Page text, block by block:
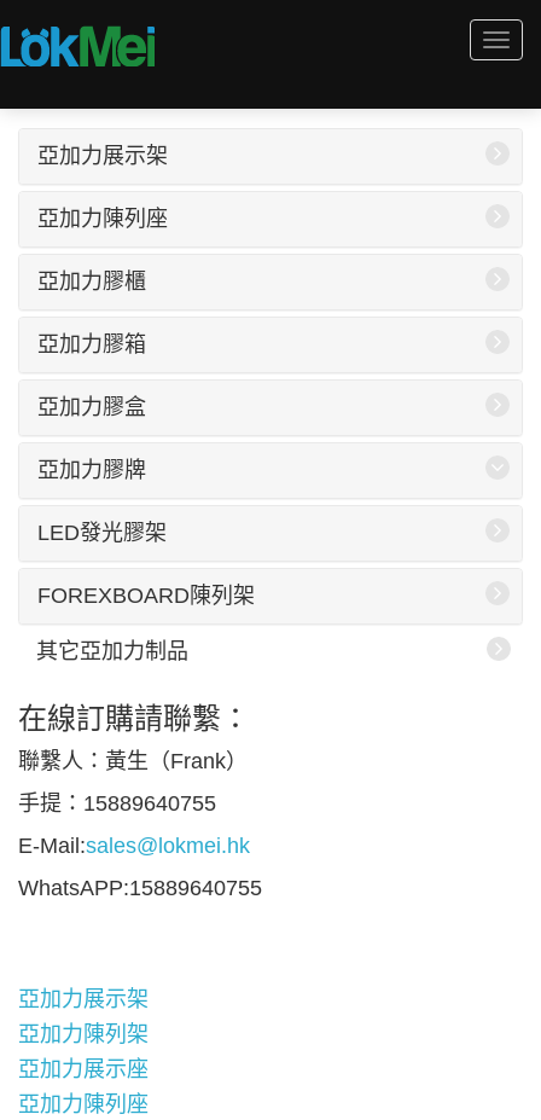
亞加力展示架
亞加力陳列座
亞加力膠櫃
亞加力膠箱
亞加力膠盒
亞加力膠牌
LED發光膠架
FOREXBOARD陳列架
其它亞加力制品
在線訂購請聯繫：
聯繫人：黃生（Frank）
手提：15889640755
E-Mail:sales@lokmei.hk
WhatsAPP:15889640755
亞加力展示架
亞加力陳列架
亞加力展示座
亞加力陳列座